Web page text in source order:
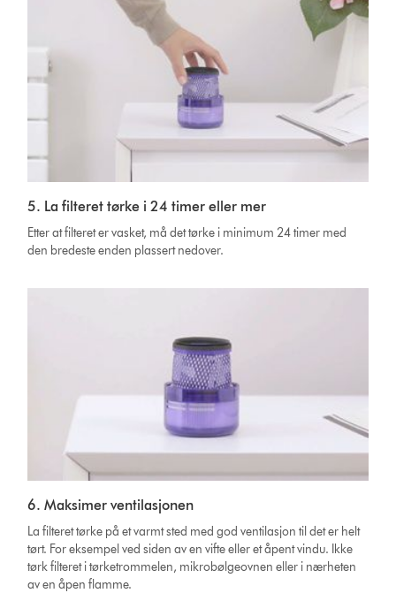
5. La filteret tørke i 24 timer eller mer
Etter at filteret er vasket, må det tørke i minimum 24 timer med
den bredeste enden plassert nedover.
6. Maksimer ventilasjonen
La filteret tørke på et varmt sted med god ventilasjon til det er helt
tørt. For eksempel ved siden av en vifte eller et åpent vindu. Ikke
tørk filteret i tørketrommelen, mikrobølgeovnen eller i nærheten
av en åpen flamme.